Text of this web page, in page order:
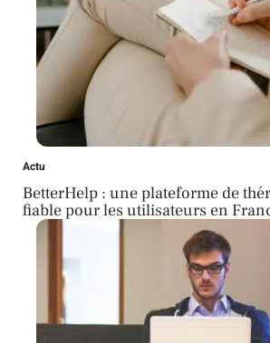
Actu
BetterHelp : une plateforme de
fiable pour les utilisateurs en